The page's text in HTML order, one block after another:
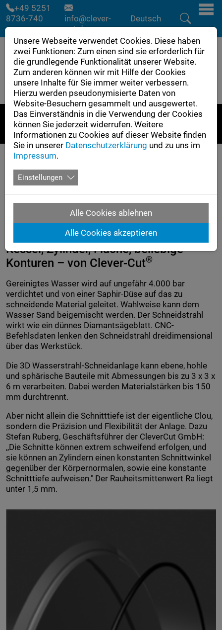
Skip to main navigation
Zum Hauptinhalt springen
Skip to page footer
+49 5251
8736-740
info@clever-
cut.de
Deutsch
Beispiele für 3D
Wasserstrahlschneiden
Kessel, Zylinder, Fläche, beliebige
Konturen – von Clever-Cut®
Gereinigtes Wasser wird auf ungefähr 4.000 bar
verdichtet und von einer Saphir-Düse auf das zu
schneidende Material geleitet. Wahlweise kann dem
Wasser Sand beigemischt werden. Der Schneidstrahl
wirkt wie ein dünnes Diamantsägeblatt. CNC-
Befehlsdaten lenken den Schneidstrahl dreidimensional
über das Werkstück.
Die 3D Wasserstrahl-Schneidanlage kann ebene, hohle
und sphärische Bauteile mit Abmessungen bis zu 3 x 3 x
6 m verarbeiten. Dabei werden Materialstärken bis 150
mm durchtrennt.
Aber nicht allein die Schnitttiefe ist der eigentliche Clou,
sondern die Präzision und Flexibilität der Anlage. Dazu
Stefan Ruberg, Geschäftsführer der CleverCut GmbH:
,,Die Schnitte können extrem schweifend erfolgen, und
sie können an Zylindern einen konstanten Schnittwinkel
gegenüber der Körpernormalen, sowie eine konstante
Schnitttiefe aufweisen." Der Rauheitsmittenwert Ra liegt
unter 1,5 mm.
Unsere Webseite verwendet Cookies. Diese haben
zwei Funktionen: Zum einen sind sie erforderlich für
die grundlegende Funktionalität unserer Website.
Zum anderen können wir mit Hilfe der Cookies
unsere Inhalte für Sie immer weiter verbessern.
Hierzu werden pseudonymisierte Daten von
Website-Besuchern gesammelt und ausgewertet.
Das Einverständnis in die Verwendung der Cookies
können Sie jederzeit widerrufen. Weitere
Informationen zu Cookies auf dieser Website finden
Sie in unserer Datenschutzerklärung und zu uns im
Impressum.
Einstellungen
Alle Cookies ablehnen
Alle Cookies akzeptieren